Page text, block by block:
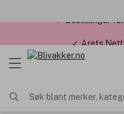
Søk blant merker,